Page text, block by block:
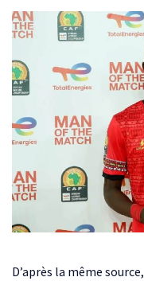
D’après la même